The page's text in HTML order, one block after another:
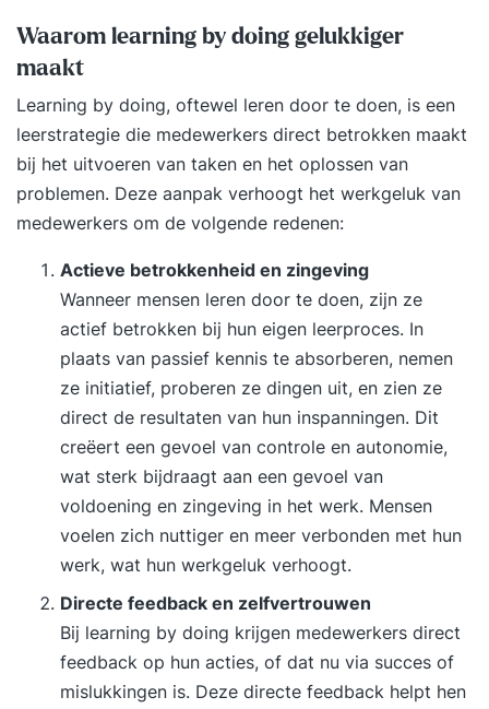
Waarom learning by doing gelukkiger
maakt
Learning by doing, oftewel leren door te doen, is een
leerstrategie die medewerkers direct betrokken maakt
bij het uitvoeren van taken en het oplossen van
problemen. Deze aanpak verhoogt het werkgeluk van
medewerkers om de volgende redenen:
Actieve betrokkenheid en zingeving
Wanneer mensen leren door te doen, zijn ze
actief betrokken bij hun eigen leerproces. In
plaats van passief kennis te absorberen, nemen
ze initiatief, proberen ze dingen uit, en zien ze
direct de resultaten van hun inspanningen. Dit
creëert een gevoel van controle en autonomie,
wat sterk bijdraagt aan een gevoel van
voldoening en zingeving in het werk. Mensen
voelen zich nuttiger en meer verbonden met hun
werk, wat hun werkgeluk verhoogt.
Directe feedback en zelfvertrouwen
Bij learning by doing krijgen medewerkers direct
feedback op hun acties, of dat nu via succes of
mislukkingen is. Deze directe feedback helpt hen